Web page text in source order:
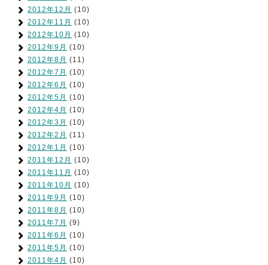
2012年12月 (10)
2012年11月 (10)
2012年10月 (10)
2012年9月 (10)
2012年8月 (11)
2012年7月 (10)
2012年6月 (10)
2012年5月 (10)
2012年4月 (10)
2012年3月 (10)
2012年2月 (11)
2012年1月 (10)
2011年12月 (10)
2011年11月 (10)
2011年10月 (10)
2011年9月 (10)
2011年8月 (10)
2011年7月 (9)
2011年6月 (10)
2011年5月 (10)
2011年4月 (10)